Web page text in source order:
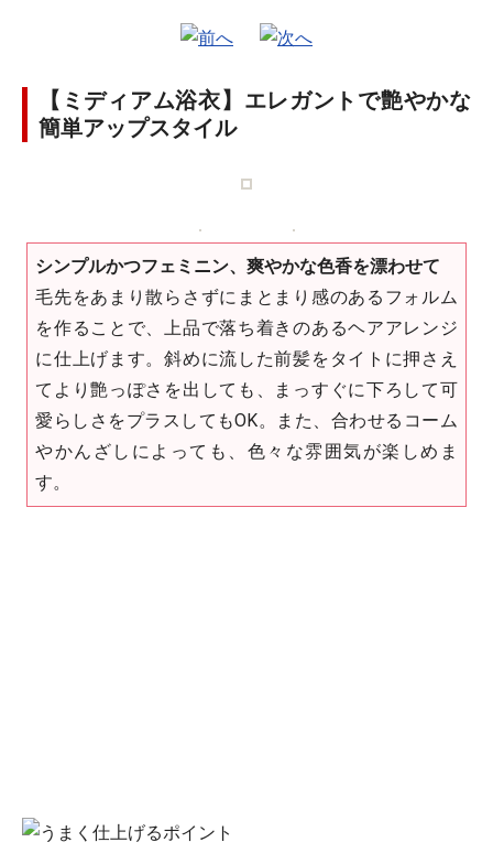
【ミディアム浴衣】エレガントで艶やかな
簡単アップスタイル
シンプルかつフェミニン、爽やかな色香を漂わせて
毛先をあまり散らさずにまとまり感のあるフォルム
を作ることで、上品で落ち着きのあるヘアアレンジ
に仕上げます。斜めに流した前髪をタイトに押さえ
てより艶っぽさを出しても、まっすぐに下ろして可
愛らしさをプラスしてもOK。また、合わせるコーム
やかんざしによっても、色々な雰囲気が楽しめま
す。